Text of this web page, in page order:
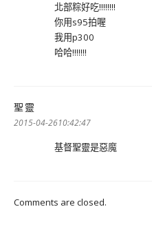
北部粽好吃!!!!!!!!
你用s95拍喔
我用p300
哈哈!!!!!!!
聖靈
示:
2015-04-2610:42:47
基督聖靈是惡魔
Comments are closed.